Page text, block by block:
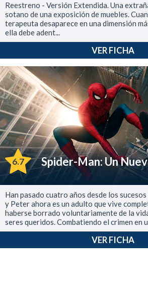
Reestreno - Versión Extendida. Una
sotano de una exposición de muebles.
terapeuta desaparece en una dimensión
ella debe adent...
VER FICHA
6.7 Spider-Man: Un
Han pasado cuatro años desde los
y Peter ahora es un adulto que vive
haberse borrado voluntariamente de la
seres queridos. Combatiendo el crimen en
VER FICHA